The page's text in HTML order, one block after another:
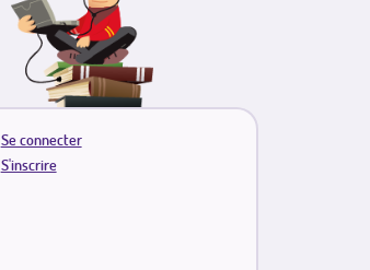
Se connecter
S'inscrire